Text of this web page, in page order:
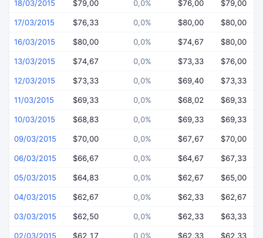
18/03/2015 $79,00 0,0% $76,00 $79,00
17/03/2015 $76,33 0,0% $80,00 $80,00
16/03/2015 $80,00 0,0% $74,67 $80,00
13/03/2015 $74,67 0,0% $73,33 $76,00
12/03/2015 $73,33 0,0% $69,40 $73,33
11/03/2015 $69,33 0,0% $68,02 $69,33
10/03/2015 $68,83 0,0% $69,33 $69,33
09/03/2015 $70,00 0,0% $67,67 $70,00
06/03/2015 $66,67 0,0% $64,67 $67,33
05/03/2015 $64,83 0,0% $62,67 $65,00
04/03/2015 $62,67 0,0% $62,33 $62,67
03/03/2015 $62,50 0,0% $62,33 $63,33
02/03/2015 $62,17 0,0% $62,33 $62,33